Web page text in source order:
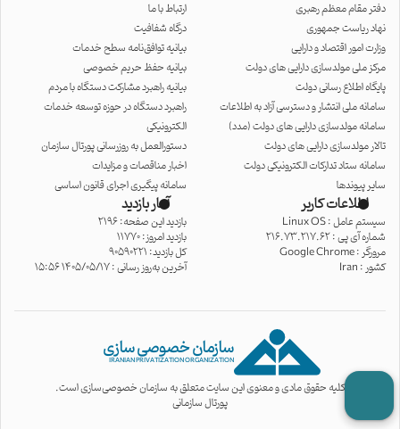
دفتر مقام معظم رهبری
نهاد ریاست جمهوری
وزارت امور اقتصاد و دارایی
مرکز ملی مولدسازی دارایی های دولت
پایگاه اطلاع رسانی دولت
سامانه ملی انتشار و دسترسی آزاد به اطلاعات
سامانه مولدسازی دارایی های دولت (مدد)
تالار مولدسازی دارایی های دولت
سامانه ستاد تدارکات الکترونیکی دولت
سایر پیوندها
ارتباط با ما
درگاه شفافیت
بیانیه توافق‌نامه سطح خدمات
بیانیه حفظ حریم خصوصی
بیانیه راهبرد مشارکت دستگاه با مردم
راهبرد دستگاه در حوزه توسعه خدمات
الکترونیکی
دستورالعمل به روزرسانی پورتال سازمان
اخبار مناقصات و مزایدات
سامانه پیگیری اجرای قانون اساسی
اطلاعات کاربر
سیستم عامل :Linux OS
شماره آی پی :216.73.217.62
مرورگر :Google Chrome
کشور : Iran
آمار بازدید
بازدید این صفحه: 2196
بازدید امروز: 11770
کل بازدید: 90590221
آخرین به‌روز رسانی : 1405/05/17 15:56
سازمان خصوصی سازی
IRANIAN PRIVATIZATION ORGANIZATION
کلیه حقوق مادی و معنوی این سایت متعلق به سازمان خصوصی‌سازی است.
پورتال سازمانی